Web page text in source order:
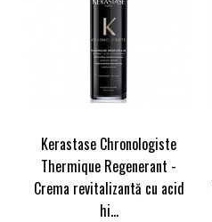
Kerastase Chronologiste
Thermique Regenerant -
Crema revitalizantă cu acid
hi...